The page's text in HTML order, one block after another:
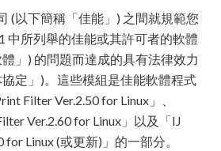
(以下簡稱「佳能」) 之間就規範您
中所列舉的佳能或其許可者的軟體
」) 的問題而達成的具有法律效力
定」)。這些模組是佳能軟體程式
Filter Ver.2.50 for Linux」、
Ver.2.60 for Linux」以及「IJ
for Linux (或更新)」的一部分。